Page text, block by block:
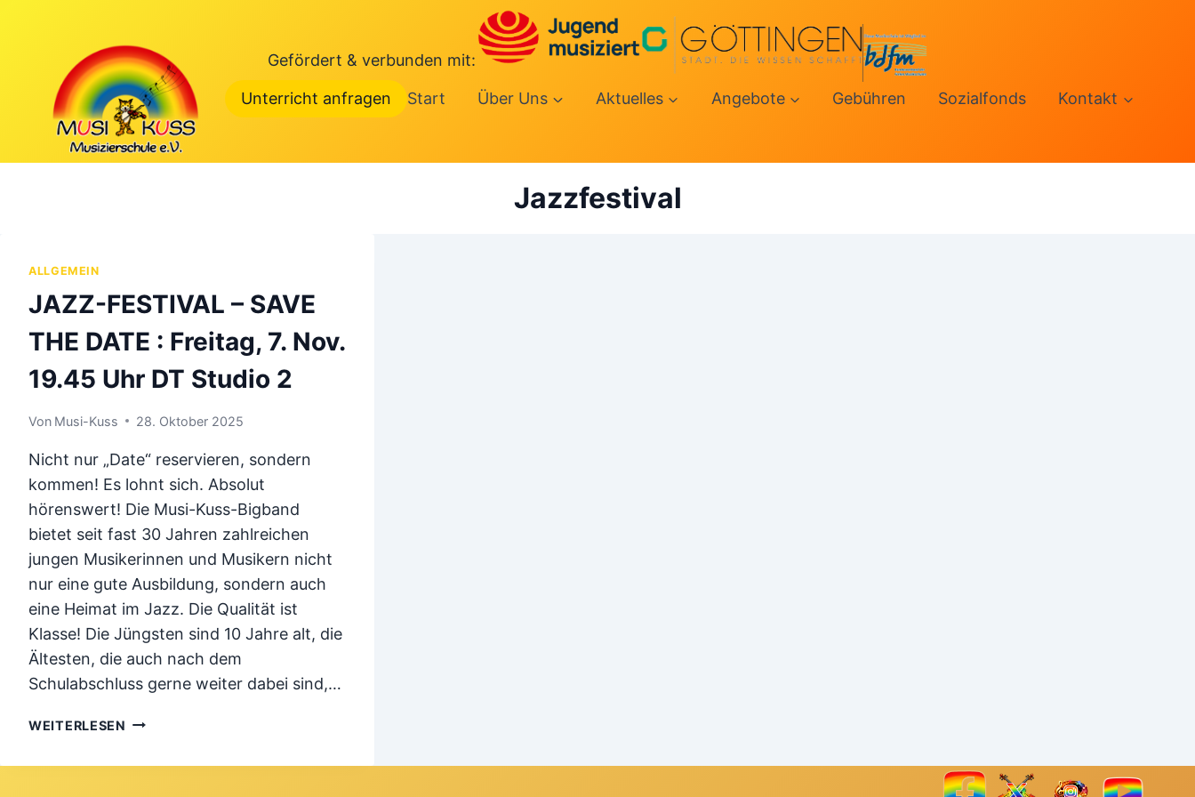
Gefördert & verbunden mit:
Unterricht anfragen Start Über Uns Aktuelles Angebote Gebühren Sozialfonds Kontakt
Jazzfestival
ALLGEMEIN
JAZZ-FESTIVAL – SAVE
THE DATE : Freitag, 7. Nov.
19.45 Uhr DT Studio 2
Von Musi-Kuss 28. Oktober 2025
Nicht nur „Date“ reservieren, sondern
kommen! Es lohnt sich. Absolut
hörenswert! Die Musi-Kuss-Bigband
bietet seit fast 30 Jahren zahlreichen
jungen Musikerinnen und Musikern nicht
nur eine gute Ausbildung, sondern auch
eine Heimat im Jazz. Die Qualität ist
Klasse! Die Jüngsten sind 10 Jahre alt, die
Ältesten, die auch nach dem
Schulabschluss gerne weiter dabei sind,…
WEITERLESEN JAZZ-
–